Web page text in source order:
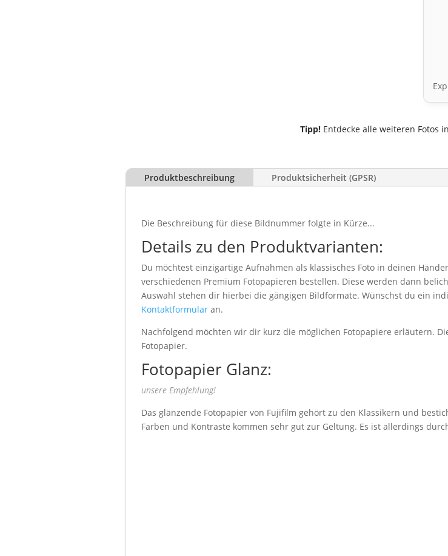
Tipp!Entdecke alle weiteren Fotos
Produktbeschreibung Produktsicherheit (GPSR)
Die Beschreibung für diese Bildnummer folgte in Kürze...
Details zu den Produktvarianten:
Du möchtest einzigartige Aufnahmen als klassisches Foto in deinen
verschiedenen Premium Fotopapieren bestellen. Diese werden dann
Auswahl stehen dir hierbei die gängigen Bildformate. Wünschst du ein
Kontaktformular an.
Nachfolgend möchten wir dir kurz die möglichen Fotopapiere erläutern.
Fotopapier.
Fotopapier Glanz:
unsere Empfehlung!
Das glänzende Fotopapier von Fujifilm gehört zu den Klassikern und
Farben und Kontraste kommen sehr gut zur Geltung. Es ist allerdings